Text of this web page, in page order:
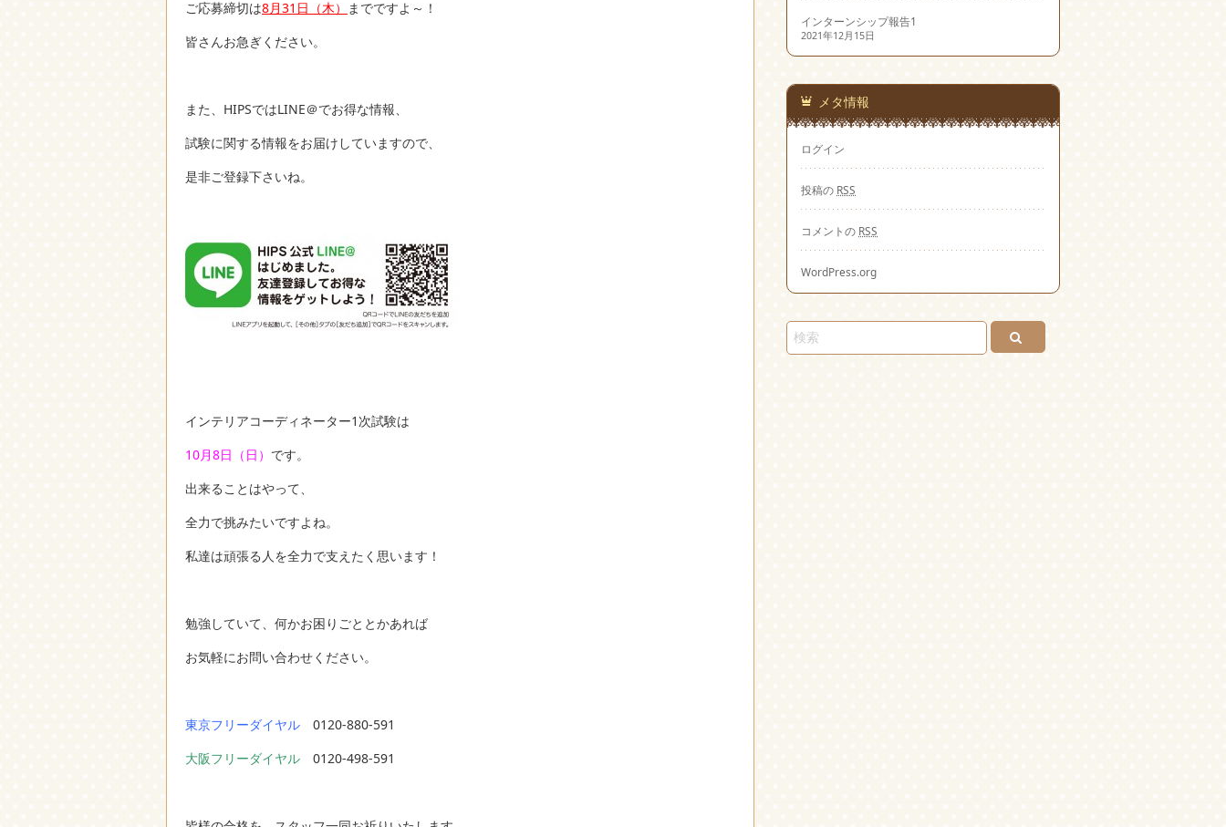
ご応募締切は8月31日（木） までですよ～！
皆さんお急ぎください。
また、HIPSではLINE＠でお得な情報、
試験に関する情報をお届けしていますので、
是非ご登録下さいね。
インテリアコーディネーター1次試験は
10月8日（日） です。
出来ることはやって、
全力で挑みたいですよね。
私達は頑張る人を全力で支えたく思います！
勉強していて、何かお困りごととかあれば
お気軽にお問い合わせください。
東京フリーダイヤル 0120-880-591
大阪フリーダイヤル 0120-498-591
インターンシップ報告1
2021年12月15日
メタ情報
ログイン
投稿の RSS
コメントの RSS
WordPress.org